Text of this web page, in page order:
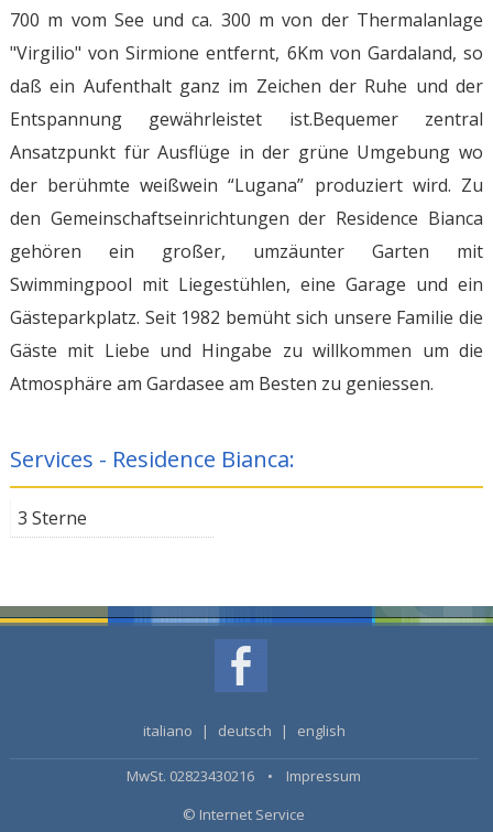
700 m vom See und ca. 300 m von der Thermalanlage
"Virgilio" von Sirmione entfernt, 6Km von Gardaland, so
daß ein Aufenthalt ganz im Zeichen der Ruhe und der
Entspannung gewährleistet ist.Bequemer zentral
Ansatzpunkt für Ausflüge in der grüne Umgebung wo
der berühmte weißwein “Lugana” produziert wird. Zu
den Gemeinschaftseinrichtungen der Residence Bianca
gehören ein großer, umzäunter Garten mit
Swimmingpool mit Liegestühlen, eine Garage und ein
Gästeparkplatz. Seit 1982 bemüht sich unsere Familie die
Gäste mit Liebe und Hingabe zu willkommen um die
Atmosphäre am Gardasee am Besten zu geniessen.
Services - Residence Bianca:
3 Sterne
italiano | deutsch | english
MwSt. 02823430216 • Impressum
© Internet Service